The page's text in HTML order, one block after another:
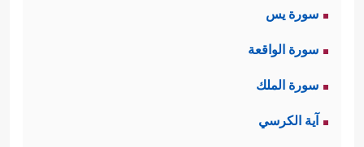
سورة يس
سورة الواقعة
سورة الملك
آية الكرسي